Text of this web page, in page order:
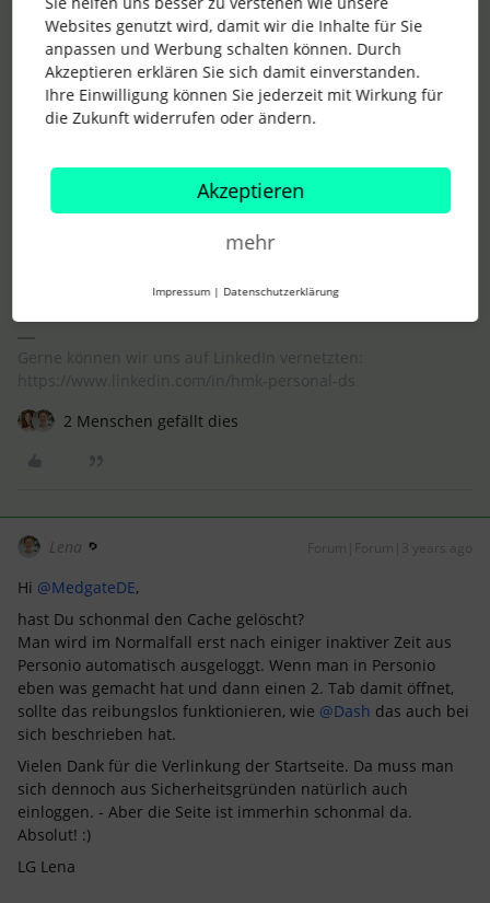
also das hatte ich noch nie, Personio ist bei mir morgens das
erste Programm, was ich geöffnet habe und dann gab es
nicht einen Logout. Das muss an etwas anderem liegen, also
eher euren internen Einstellungen, denke ich. Wüsste nicht,
wo das bei Personio festzulegen wäre.
festlegen.
„Beim Start“-Seite und Startseite festlegen - Computer -
2 Menschen gefällt dies
Lena Forum|Forum|3 years ago
Hi @MedgateDE,
hast Du schonmal den Cache gelöscht?
Man wird im Normalfall erst nach einiger inaktiver Zeit aus
Personio automatisch ausgeloggt. Wenn man in Personio
eben was gemacht hat und dann einen 2. Tab damit öffnet,
sollte das reibungslos funktionieren, wie @Dash das auch bei
sich beschrieben hat.
Vielen Dank für die Verlinkung der Startseite. Da muss man
sich dennoch aus Sicherheitsgründen natürlich auch
einloggen. - Aber die Seite ist immerhin schonmal da.
Absolut! :)
LG Lena
Websites genutzt wird, damit wir die Inhalte für Sie
anpassen und Werbung schalten können. Durch
Akzeptieren erklären Sie sich damit einverstanden.
Ihre Einwilligung können Sie jederzeit mit Wirkung für
die Zukunft widerrufen oder ändern.
Akzeptieren
mehr
Impressum | Datenschutzerklärung